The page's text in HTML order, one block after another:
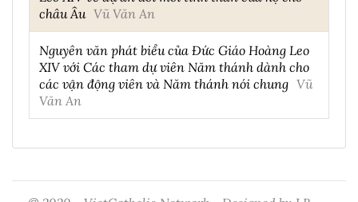
châu Âu Vũ Văn An
Nguyên văn phát biểu của Đức Giáo Hoàng Leo
XIV với Các tham dự viên Năm thánh dành cho
các vận động viên và Năm thánh nói chung Vũ
Văn An